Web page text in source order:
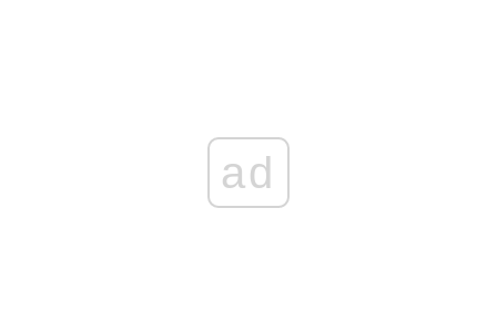
ad